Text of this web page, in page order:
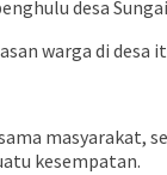
desa
warga di desa
masyarakat,
kesempatan.